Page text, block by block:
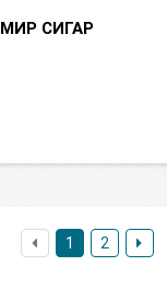
МИР СИГАР
1 2